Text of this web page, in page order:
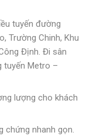
tuyến đường
Trường Chinh, Khu
Định. Đi sân
tuyến Metro –
lượng cho khách
chứng nhanh gọn.